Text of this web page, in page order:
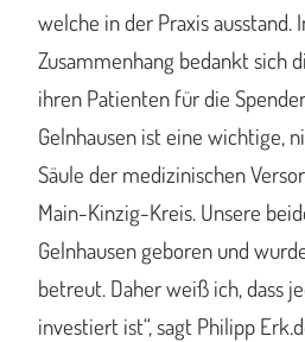
welche in der Praxis ausstand.
Zusammenhang bedankt sich
ihren Patienten für die
Gelnhausen ist eine wichtige,
Säule der medizinischen
Main-Kinzig-Kreis. Unsere
Gelnhausen geboren und
betreut. Daher weiß ich, dass
investiert ist“, sagt Philipp